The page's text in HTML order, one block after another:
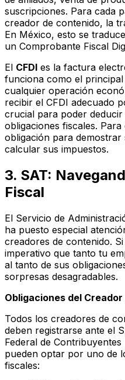
suscripciones. Para cada
creador de contenido, la
En México, esto se
un Comprobante Fiscal
El CFDI es la factura
funciona como el
cualquier operación
recibir el CFDI adecuado
crucial para poder
obligaciones fiscales.
obligación para
calcular sus impuestos.
3. SAT:
Fiscal
El Servicio de
ha puesto especial
creadores de contenido.
imperativo que tanto tu
al tanto de sus
sorpresas desagradables.
Obligaciones del
Todos los creadores de
deben registrarse ante el
Federal de
pueden optar por uno de
fiscales: